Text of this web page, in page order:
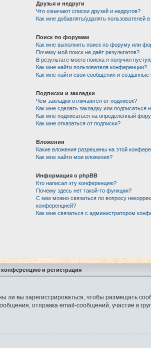
Друзья и недруги
Что означают списки друзей и недругов?
Как мне добавлять/удалять пользователей
Поиск по форумам
Как мне выполнить поиск по форуму или
Почему мой поиск не даёт результатов?
В результате моего поиска я получил
Как мне найти пользователя конференции?
Как мне найти свои сообщения и
Подписки и закладки
Чем закладки отличаются от подписок?
Как мне сделать закладку или подписаться
Как мне подписаться на определённый
Как мне отказаться от подписки?
Вложения
Какие вложения разрешены на этой
Как мне найти мои вложения?
Информация о phpBB
Кто написал эту конференцию?
Почему здесь нет такой-то функции?
С кем можно связаться по вопросу
конференцией?
Как мне связаться с администратором
и регистрация
ли вы зарегистрироваться, чтобы размещать
отправка email-сообщений, участие в